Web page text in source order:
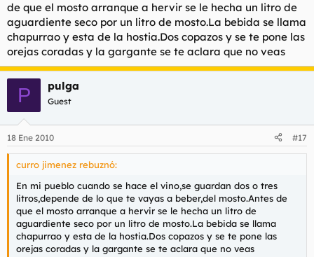
de que el mosto arranque a hervir se le hecha un litro de
aguardiente seco por un litro de mosto.La bebida se llama
chapurrao y esta de la hostia.Dos copazos y se te pone las
orejas coradas y la gargante se te aclara que no veas
P pulga
Guest
18 Ene 2010 #17
curro jimenez rebuznó:
En mi pueblo cuando se hace el vino,se guardan dos o tres
litros,depende de lo que te vayas a beber,del mosto.Antes de
que el mosto arranque a hervir se le hecha un litro de
aguardiente seco por un litro de mosto.La bebida se llama
chapurrao y esta de la hostia.Dos copazos y se te pone las
orejas coradas y la gargante se te aclara que no veas